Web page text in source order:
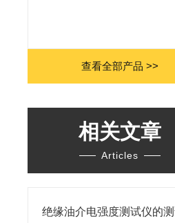
查看全部产品 >>
相关文章
Articles